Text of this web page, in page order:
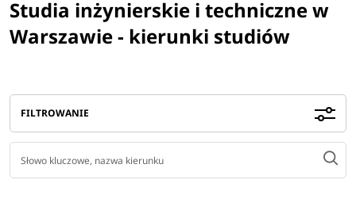
Rok akademicki 2026/2027
Forma studiów
Poziom studiów
studia I stopnia, studia II stopnia,
studia jednolite magisterskie
Studia inżynierskie i techniczne w
Warszawie - kierunki studiów
FILTROWANIE